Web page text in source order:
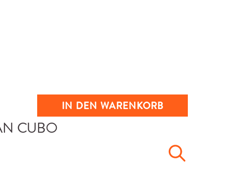
IN DEN WARENKORB